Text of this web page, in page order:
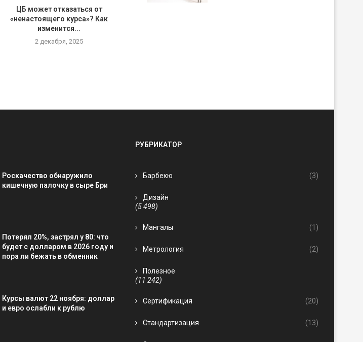
ЦБ может отказаться от
«ненастоящего курса»? Как
изменится...
2 декабря, 2025
Роскачество обнаружило
кишечную палочку в сыре Бри
Потерял 20%, застрял у 80: что
будет с долларом в 2026 году и
пора ли бежать в обменник
Курсы валют 22 ноября: доллар
и евро ослабли к рублю
РУБРИКАТОР
Барбекю (3)
Дизайн
(5 498)
Мангалы (1)
Метрология (2)
Полезное
(11 242)
Сертификация (20)
Стандартизация (13)